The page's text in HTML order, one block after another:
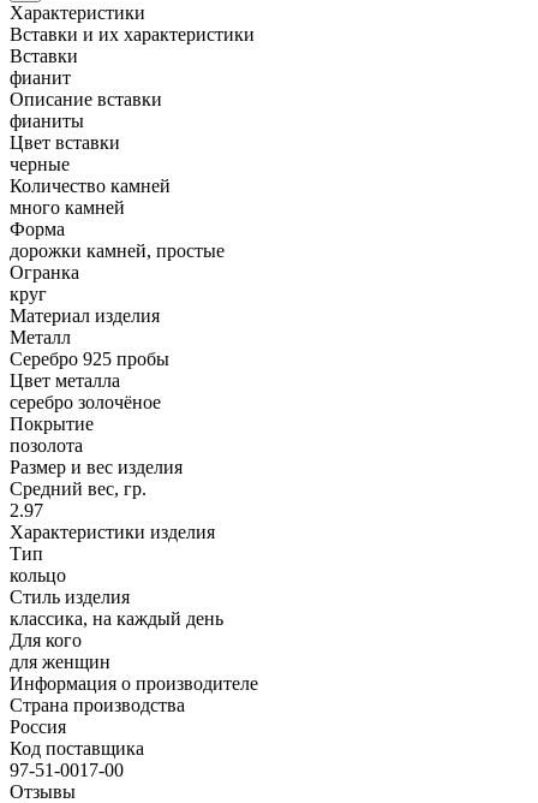
Характеристики
Вставки и их характеристики
Вставки
фианит
Описание вставки
фианиты
Цвет вставки
черные
Количество камней
много камней
Форма
дорожки камней, простые
Огранка
круг
Материал изделия
Металл
Серебро 925 пробы
Цвет металла
серебро золочёное
Покрытие
позолота
Размер и вес изделия
Средний вес, гр.
2.97
Характеристики изделия
Тип
кольцо
Стиль изделия
классика, на каждый день
Для кого
для женщин
Информация о производителе
Страна производства
Россия
Код поставщика
97-51-0017-00
Отзывы